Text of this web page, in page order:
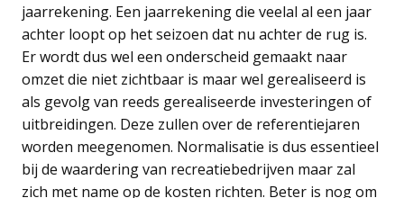
jaarrekening. Een jaarrekening die veelal al een jaar
achter loopt op het seizoen dat nu achter de rug is.
Er wordt dus wel een onderscheid gemaakt naar
omzet die niet zichtbaar is maar wel gerealiseerd is
als gevolg van reeds gerealiseerde investeringen of
uitbreidingen. Deze zullen over de referentiejaren
worden meegenomen. Normalisatie is dus essentieel
bij de waardering van recreatiebedrijven maar zal
zich met name op de kosten richten. Beter is nog om